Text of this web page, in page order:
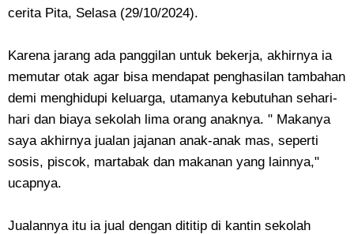
cerita Pita, Selasa (29/10/2024).
Karena jarang ada panggilan untuk bekerja, akhirnya ia
memutar otak agar bisa mendapat penghasilan tambahan
demi menghidupi keluarga, utamanya kebutuhan sehari-
hari dan biaya sekolah lima orang anaknya. " Makanya
saya akhirnya jualan jajanan anak-anak mas, seperti
sosis, piscok, martabak dan makanan yang lainnya,"
ucapnya.
Jualannya itu ia jual dengan dititip di kantin sekolah